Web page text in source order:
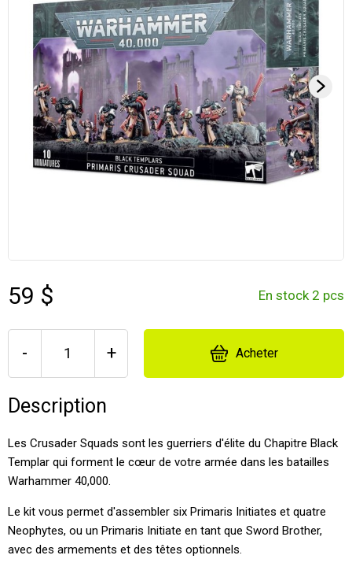
59 $ En stock 2 pcs
- + Acheter
Description
Les Crusader Squads sont les guerriers d'élite du Chapitre Black
Templar qui forment le cœur de votre armée dans les batailles
Warhammer 40,000.
Le kit vous permet d'assembler six Primaris Initiates et quatre
Neophytes, ou un Primaris Initiate en tant que Sword Brother,
avec des armements et des têtes optionnels.